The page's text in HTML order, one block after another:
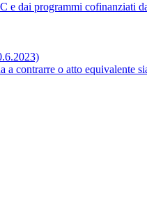
e dai programmi cofinanziati
contrarre o atto equivalente